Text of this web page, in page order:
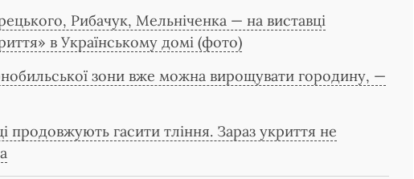
Рибачук, Мельніченка — на виставці
в Українському домі (фото)
зони вже можна вирощувати городину, —
продовжують гасити тління. Зараз укриття не